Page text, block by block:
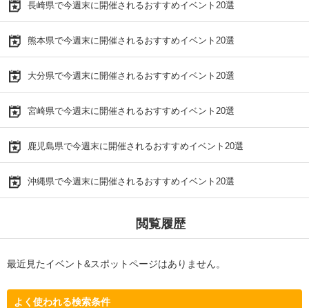
長崎県で今週末に開催されるおすすめイベント20選
熊本県で今週末に開催されるおすすめイベント20選
大分県で今週末に開催されるおすすめイベント20選
宮崎県で今週末に開催されるおすすめイベント20選
鹿児島県で今週末に開催されるおすすめイベント20選
沖縄県で今週末に開催されるおすすめイベント20選
閲覧履歴
最近見たイベント&スポットページはありません。
よく使われる検索条件